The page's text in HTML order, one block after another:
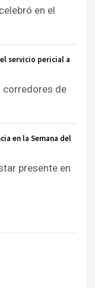
en el
servicio pericial a
corredores de
en la Semana del
presente en